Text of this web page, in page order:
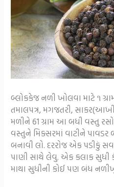
બ્લોકકેજ નળી ખોલવા માટે ૧
તમાલપત્ર, મગજતરી,
મળીને 61 ગ્રામ આ બધી વસ્તુ
વસ્તુને મિક્સરમાં વાટીને પાવડર
બનાવી લો. દરરોજ એક પડીકું
પાણી સાથે લેવુ. એક કલાક
માથા સુધીની કોઈ પણ બંધ